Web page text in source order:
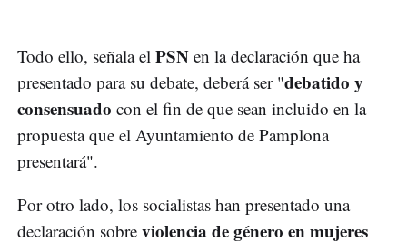
Todo ello, señala el PSN en la declaración que ha
presentado para su debate, deberá ser "debatido y
consensuado con el fin de que sean incluido en la
propuesta que el Ayuntamiento de Pamplona
presentará".
Por otro lado, los socialistas han presentado una
declaración sobre violencia de género en mujeres